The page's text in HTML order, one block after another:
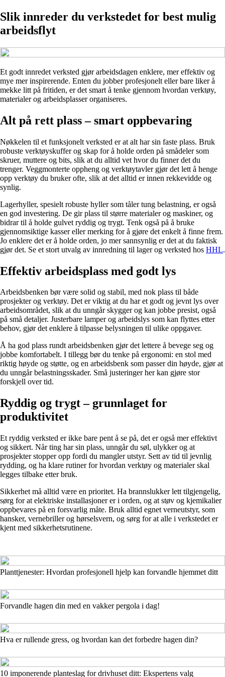
Slik innreder du verkstedet for best mulig
arbeidsflyt
Et godt innredet verksted gjør arbeidsdagen enklere, mer effektiv og
mye mer inspirerende. Enten du jobber profesjonelt eller bare liker å
mekke litt på fritiden, er det smart å tenke gjennom hvordan verktøy,
materialer og arbeidsplasser organiseres.
Alt på rett plass – smart oppbevaring
Nøkkelen til et funksjonelt verksted er at alt har sin faste plass. Bruk
robuste verktøyskuffer og skap for å holde orden på smådeler som
skruer, muttere og bits, slik at du alltid vet hvor du finner det du
trenger. Veggmonterte oppheng og verktøytavler gjør det lett å henge
opp verktøy du bruker ofte, slik at det alltid er innen rekkevidde og
synlig.
Lagerhyller, spesielt robuste hyller som tåler tung belastning, er også
en god investering. De gir plass til større materialer og maskiner, og
bidrar til å holde gulvet ryddig og trygt. Tenk også på å bruke
gjennomsiktige kasser eller merking for å gjøre det enkelt å finne frem.
Jo enklere det er å holde orden, jo mer sannsynlig er det at du faktisk
gjør det. Se et stort utvalg av innredning til lager og verksted hos HHL.
Effektiv arbeidsplass med godt lys
Arbeidsbenken bør være solid og stabil, med nok plass til både
prosjekter og verktøy. Det er viktig at du har et godt og jevnt lys over
arbeidsområdet, slik at du unngår skygger og kan jobbe presist, også
på små detaljer. Justerbare lamper og arbeidslys som kan flyttes etter
behov, gjør det enklere å tilpasse belysningen til ulike oppgaver.
Å ha god plass rundt arbeidsbenken gjør det lettere å bevege seg og
jobbe komfortabelt. I tillegg bør du tenke på ergonomi: en stol med
riktig høyde og støtte, og en arbeidsbenk som passer din høyde, gjør at
du unngår belastningsskader. Små justeringer her kan gjøre stor
forskjell over tid.
Ryddig og trygt – grunnlaget for
produktivitet
Et ryddig verksted er ikke bare pent å se på, det er også mer effektivt
og sikkert. Når ting har sin plass, unngår du søl, ulykker og at
prosjekter stopper opp fordi du mangler utstyr. Sett av tid til jevnlig
rydding, og ha klare rutiner for hvordan verktøy og materialer skal
legges tilbake etter bruk.
Sikkerhet må alltid være en prioritet. Ha brannslukker lett tilgjengelig,
sørg for at elektriske installasjoner er i orden, og at støv og kjemikalier
oppbevares på en forsvarlig måte. Bruk alltid egnet verneutstyr, som
hansker, vernebriller og hørselsvern, og sørg for at alle i verkstedet er
kjent med sikkerhetsrutinene.
Planttjenester: Hvordan profesjonell hjelp kan forvandle hjemmet ditt
Forvandle hagen din med en vakker pergola i dag!
Hva er rullende gress, og hvordan kan det forbedre hagen din?
10 imponerende planteslag for drivhuset ditt: Ekspertens valg